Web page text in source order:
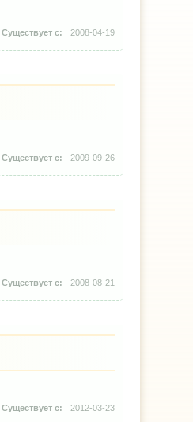
2008-04-19
2009-09-26
2008-08-21
2012-03-23